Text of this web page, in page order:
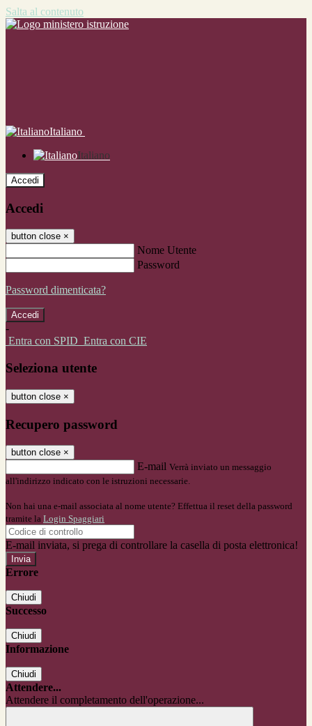
Salta al contenuto
Italiano
Italiano
Accedi
Accedi
button close ×
Nome Utente
Password
Password dimenticata?
-
Entra con SPID Entra con CIE
Seleziona utente
button close ×
Recupero password
button close ×
E-mail Verrà inviato un messaggio
all'indirizzo indicato con le istruzioni necessarie.
Non hai una e-mail associata al nome utente? Effettua il reset della password
tramite la Login Spaggiari
E-mail inviata, si prega di controllare la casella di posta elettronica!
Errore
Chiudi
Successo
Chiudi
Informazione
Chiudi
Attendere...
Attendere il completamento dell'operazione...